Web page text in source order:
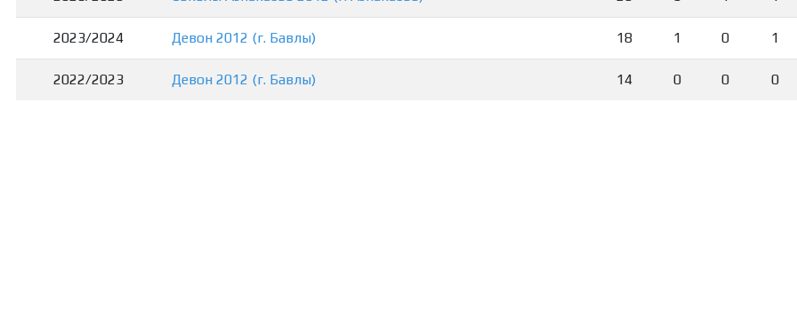
2023/2024 Девон 2012 (г. Бавлы) 18 1 0 1
2022/2023 Девон 2012 (г. Бавлы) 14 0 0 0